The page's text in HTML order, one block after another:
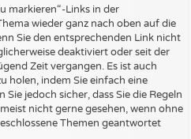
markieren“-Links in der
wieder ganz nach oben auf die
Sie den entsprechenden Link nicht
deaktiviert oder seit der
Zeit vergangen. Es ist auch
holen, indem Sie einfach eine
jedoch sicher, dass Sie die Regeln
nicht gerne gesehen, wenn ohne
Themen geantwortet